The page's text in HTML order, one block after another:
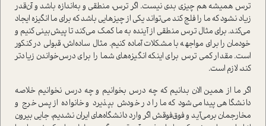
ترس همیشه هم چیزی بدی نیست. اگر ترس، منطقی و به‌اندازه باشد و آن‌قدر
زیاد نشود که ما را فلج کند می‌تواند یکی از چیزهایی باشد که برای ما انگیزه ایجاد
می‌کند. برای مثال ترس منطقی از آینده به ما کمک می‌کند تا پیش‌بینی کنیم و
خودمان را برای مواجهه با مشکلات آماده کنیم. مثال ساده‌اش، قبولی در کنکور
است. مقدار کمی ترس برای اینکه انگیزه‌های شما را برای درس‌خواندن زیادتر
کند، لازم است.
اگر ما از همین الان بدانیم که چه درس بخوانیم و چه درس نخوانیم خلاصه
دانشگاهی پیدا می‌شود که ما را در خودش بپذیرد و خانواده از پس خرج و
مخارجمان برمی‌آید و فوق‌فوقش اگر وارد دانشگاه‌های ایران نشدیم، جایی بیرون